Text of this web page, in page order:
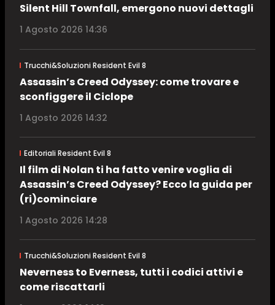
Silent Hill Townfall, emergono nuovi dettagli
1 Agosto 2026 14:36
Trucchi&Soluzioni Resident Evil 8
Assassin’s Creed Odyssey: come trovare e
sconfiggere il Ciclope
1 Agosto 2026 14:32
Editoriali Resident Evil 8
Il film di Nolan ti ha fatto venire voglia di
Assassin’s Creed Odyssey? Ecco la guida per
(ri)cominciare
1 Agosto 2026 14:28
Trucchi&Soluzioni Resident Evil 8
Neverness to Everness, tutti i codici attivi e
come riscattarli